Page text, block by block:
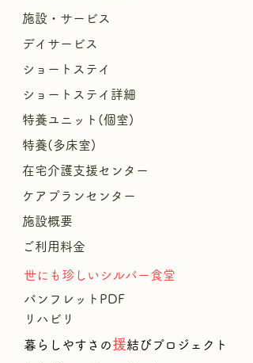
施設・サービス
デイサービス
ショートステイ
ショートステイ詳細
特養ユニット(個室)
特養(多床室)
​在宅介護支援センター
ケアプランセンター
施設概要
ご利用料金
​世にも珍しいシルバー食堂
​パンフレットPDF
リハビリ
暮 らしやすさの援結びプロジェクト